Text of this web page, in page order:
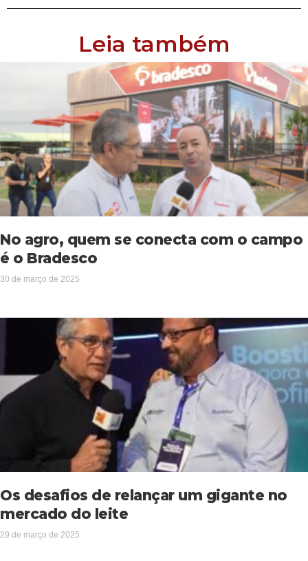
Leia também
No agro, quem se conecta com o campo
é o Bradesco
30 de março de 2025
Os desafios de relançar um gigante no
mercado do leite
29 de março de 2025